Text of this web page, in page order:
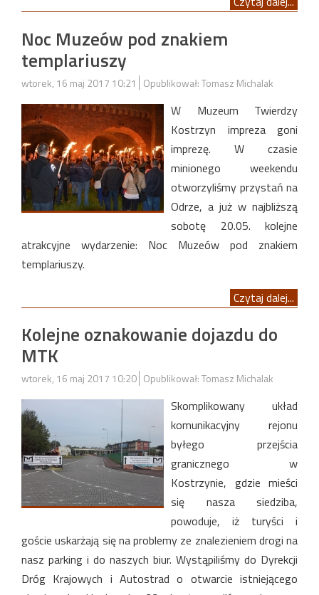
Noc Muzeów pod znakiem
templariuszy
wtorek, 16 maj 2017 10:21 Opublikował: Tomasz Michalak
W Muzeum Twierdzy
Kostrzyn impreza goni
imprezę. W czasie
minionego weekendu
otworzyliśmy przystań na
Odrze, a już w najbliższą
sobotę 20.05. kolejne
atrakcyjne wydarzenie: Noc Muzeów pod znakiem
templariuszy.
Czytaj dalej...
Kolejne oznakowanie dojazdu do
MTK
wtorek, 16 maj 2017 10:20 Opublikował: Tomasz Michalak
Skomplikowany układ
komunikacyjny rejonu
byłego przejścia
granicznego w
Kostrzynie, gdzie mieści
się nasza siedziba,
powoduje, iż turyści i
goście uskarżają się na problemy ze znalezieniem drogi na
nasz parking i do naszych biur. Wystąpiliśmy do Dyrekcji
Dróg Krajowych i Autostrad o otwarcie istniejącego